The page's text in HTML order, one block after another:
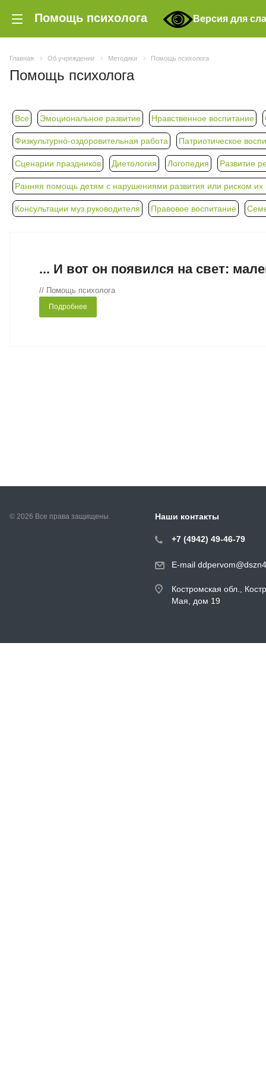
Помощь психолога Версия для
Главная Об учреждении Методики Помощь психолога
Помощь психолога
Все Эмоциональное развитие Нравственное воспитание
Физкультурно-оздоровительная работа Патриотическое
Сценарии праздников Диетология Логопедия Развитие
Ранняя помощь детям с нарушениями развития или риском их
Консультации муз.руководителя Правовое воспитание
... И вот он появился на свет:
// Помощь психолога
Подробнее
© 2026 Все права защищены. Наши контакты
+7 (4942) 49-46-79
E-mail
Костромская обл.,
Мая, дом 19